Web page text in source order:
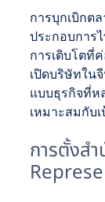
การบุกเบิกต
ประกอบการ
การเติบโตที่
เปิดบริษัทใน
แบบธุรกิจที่ห
เหมาะสมกับ
การตั้งส